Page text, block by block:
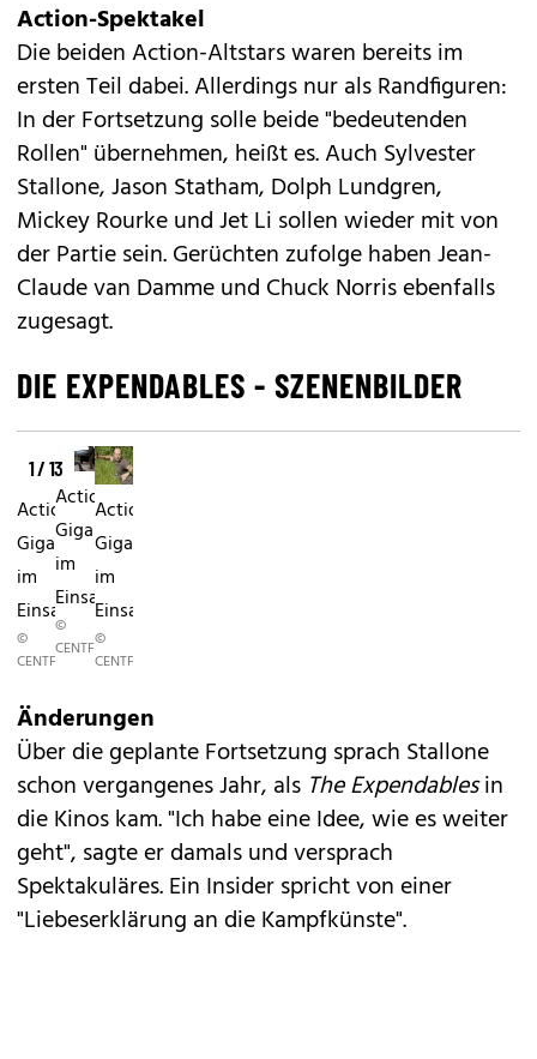
Action-Spektakel
Die beiden Action-Altstars waren bereits im
ersten Teildabei. Allerdings nur als Randfiguren:
In der Fortsetzung solle beide "bedeutenden
Rollen" übernehmen, heißt es. Auch Sylvester
Stallone, Jason Statham, Dolph Lundgren,
Mickey Rourke und Jet Li sollen wieder mit von
der Partie sein. Gerüchten zufolge haben Jean-
Claude van Damme und Chuck Norris ebenfalls
zugesagt.
DIE EXPENDABLES - SZENENBILDER
1 / 13
Action-
Giganten
im
Einsatz
©
CENTFOX
Action-
Giganten
im
Einsatz
©
CENTFOX
Action-
Giganten
im
Einsatz
©
CENTFOX
Änderungen
Über die geplante Fortsetzung sprach Stallone
schon vergangenes Jahr, als The Expendablesin
die Kinos kam. "Ich habe eine Idee, wie es weiter
geht", sagte er damals und versprach
Spektakuläres. Ein Insider spricht von einer
"Liebeserklärung an die Kampfkünste".